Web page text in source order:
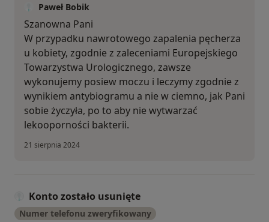
Paweł Bobik
Szanowna Pani
W przypadku nawrotowego zapalenia pęcherza
u kobiety, zgodnie z zaleceniami Europejskiego
Towarzystwa Urologicznego, zawsze
wykonujemy posiew moczu i leczymy zgodnie z
wynikiem antybiogramu a nie w ciemno, jak Pani
sobie życzyła, po to aby nie wytwarzać
lekooporności bakterii.
21 sierpnia 2024
Konto zostało usunięte
Numer telefonu zweryfikowany